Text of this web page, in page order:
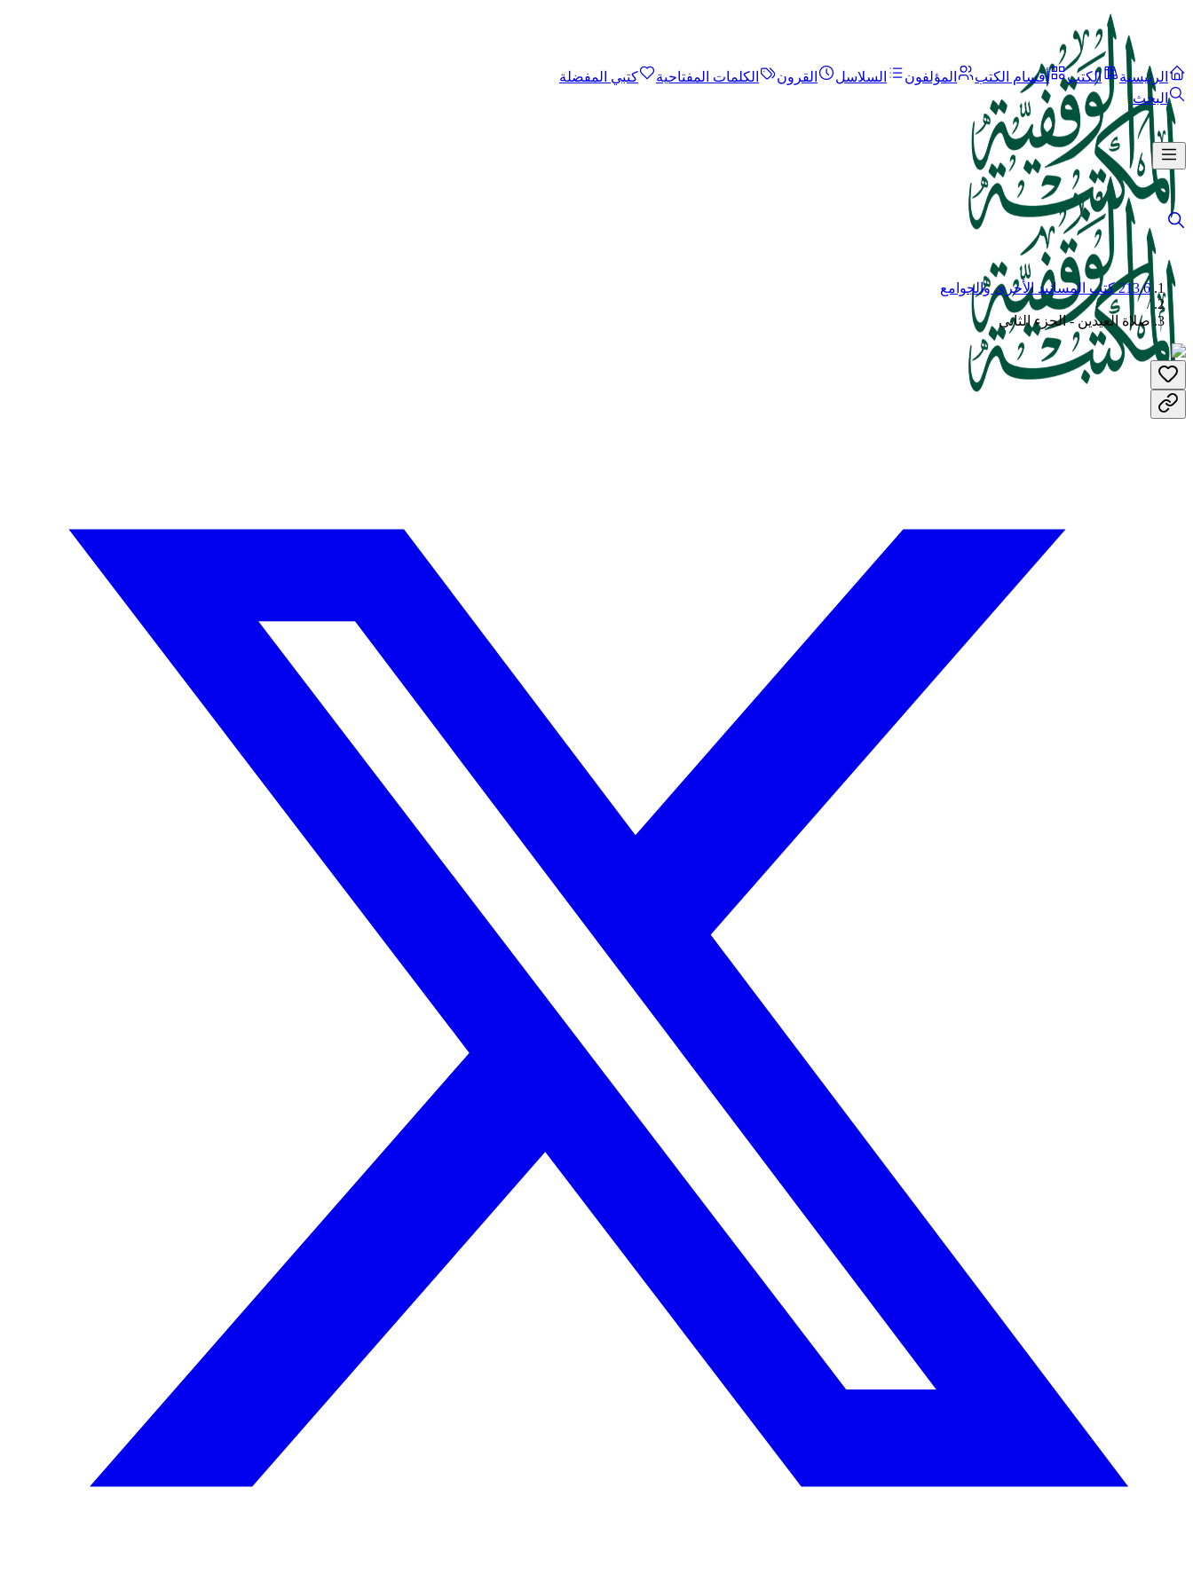
الرئيسية الكتب أقسام الكتب المؤلفون السلاسل القرون الكلمات المفتاحية
كتبي المفضلة
البحث
213.6 كتب المسانيد الأخرى والجوامع
/
صلاة العيدين - الجزء الثاني